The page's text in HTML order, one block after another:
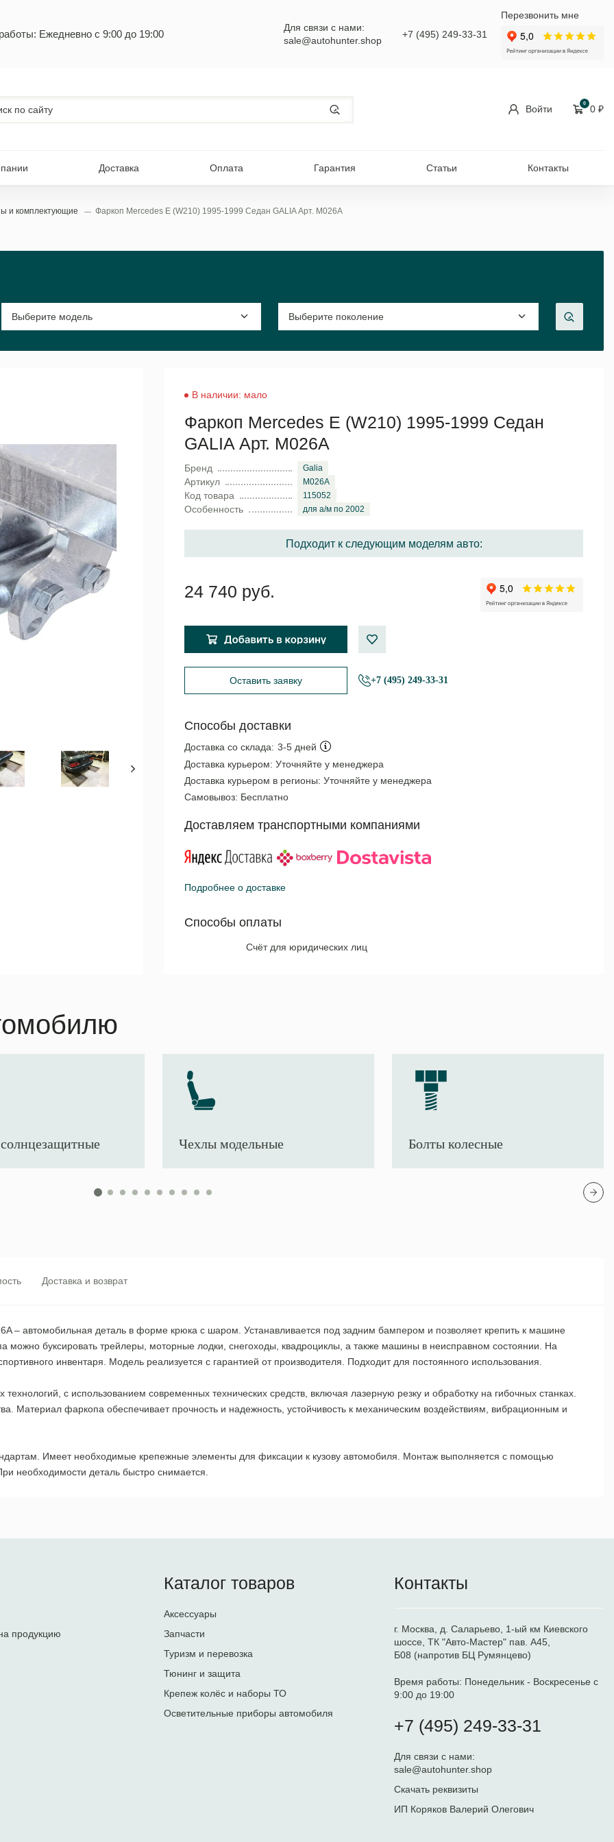
Ежедневно с 9:00 до 19:00
Для связи с нами:
sale@autohunter.shop
+7 (495) 249-33-31
Перезвонить мне
Войти
0
0 ₽
Доставка Оплата Гарантия Статьи Контакты
и комплектующие Фаркоп Mercedes E (W210) 1995-1999 Седан GALIA Арт. M026A
В наличии: мало
Фаркоп Mercedes E (W210) 1995-1999 Седан
GALIA Арт. M026A
Бренд Galia
Артикул M026A
Код товара 115052
Особенность для а/м по 2002
Подходит к следующим моделям авто:
24 740 руб.
Оставить заявку +7 (495) 249-33-31
Способы доставки
Доставка со склада: 3-5 дней
Доставка курьером: Уточняйте у менеджера
Доставка курьером в регионы: Уточняйте у менеджера
Самовывоз: Бесплатно
Доставляем транспортными компаниями
Подробнее о доставке
Способы оплаты
Счёт для юридических лиц
Чехлы модельные Болты колесные
Доставка и возврат
– автомобильная деталь в форме крюка с шаром. Устанавливается под задним бампером и позволяет крепить к машине
буксировать трейлеры, моторные лодки, снегоходы, квадроциклы, а также машины в неисправном состоянии. На
инвентаря. Модель реализуется с гарантией от производителя. Подходит для постоянного использования.
с использованием современных технических средств, включая лазерную резку и обработку на гибочных станках.
Материал фаркопа обеспечивает прочность и надежность, устойчивость к механическим воздействиям, вибрационным и
Имеет необходимые крепежные элементы для фиксации к кузову автомобиля. Монтаж выполняется с помощью
необходимости деталь быстро снимается.
продукцию
Каталог товаров
Аксессуары
Запчасти
Туризм и перевозка
Тюнинг и защита
Крепеж колёс и наборы ТО
Осветительные приборы автомобиля
Контакты
г. Москва, д. Саларьево, 1-ый км Киевского
шоссе, ТК "Авто-Мастер" пав. А45,
Б08 (напротив БЦ Румянцево)
Время работы: Понедельник - Воскресенье с
9:00 до 19:00
+7 (495) 249-33-31
Для связи с нами:
sale@autohunter.shop
Скачать реквизиты
ИП Коряков Валерий Олегович